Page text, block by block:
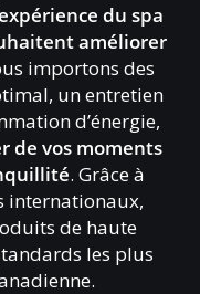
du spa
améliorer
importons des
un entretien
d’énergie,
de vos moments
. Grâce à
internationaux,
de haute
les plus